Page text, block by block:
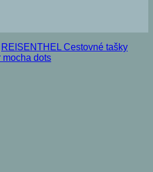
REISENTHEL Cestovné tašky